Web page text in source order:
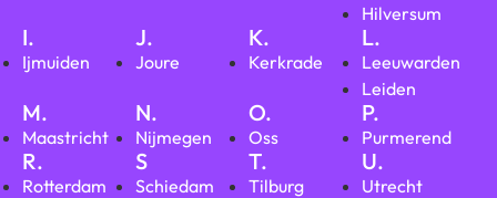
Hilversum
I.
Ijmuiden
J.
Joure
K.
Kerkrade
L.
Leeuwarden
Leiden
M.
Maastricht
N.
Nijmegen
O.
Oss
P.
Purmerend
R.
Rotterdam
S
Schiedam
T.
Tilburg
U.
Utrecht